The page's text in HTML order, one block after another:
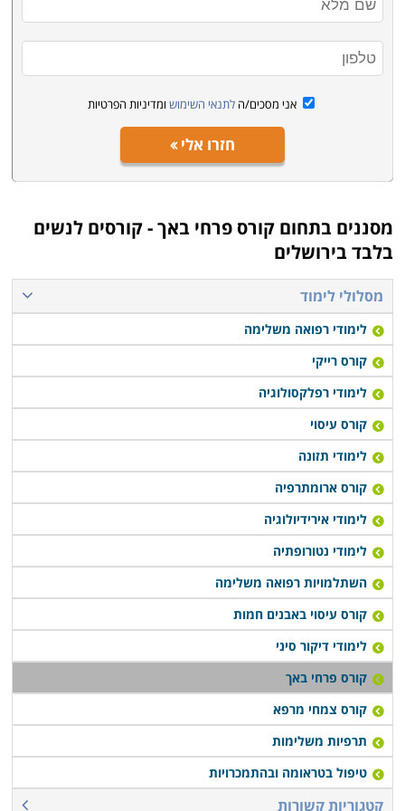
וקשיים.
אני מסכים/ה לתנאי השימוש ומדיניות הפרטיות
חזרו אלי
מסננים בתחום קורס פרחי באך - קורסים לנשים
בלבד בירושלים
מסלולי לימוד
לימודי רפואה משלימה
קורס רייקי
לימודי רפלקסולוגיה
קורס עיסוי
לימודי תזונה
קורס ארומתרפיה
לימודי אירידיולוגיה
לימודי נטורופתיה
השתלמויות רפואה משלימה
קורס עיסוי באבנים חמות
לימודי דיקור סיני
קורס פרחי באך
קורס צמחי מרפא
תרפיות משלימות
טיפול בטראומה ובהתמכרויות
קטגוריות קשורות